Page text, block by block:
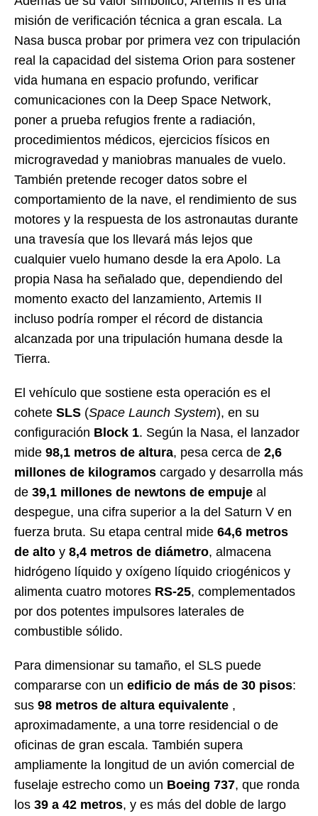
misión de verificación técnica a gran escala. La
Nasa busca probar por primera vez con tripulación
real la capacidad del sistema Orion para sostener
vida humana en espacio profundo, verificar
comunicaciones con la Deep Space Network,
poner a prueba refugios frente a radiación,
procedimientos médicos, ejercicios físicos en
microgravedad y maniobras manuales de vuelo.
También pretende recoger datos sobre el
comportamiento de la nave, el rendimiento de sus
motores y la respuesta de los astronautas durante
una travesía que los llevará más lejos que
cualquier vuelo humano desde la era Apolo. La
propia Nasa ha señalado que, dependiendo del
momento exacto del lanzamiento, Artemis II
incluso podría romper el récord de distancia
alcanzada por una tripulación humana desde la
Tierra.
El vehículo que sostiene esta operación es el
cohete SLS (Space Launch System), en su
configuración Block 1. Según la Nasa, el lanzador
mide 98,1 metros de altura, pesa cerca de 2,6
millones de kilogramos cargado y desarrolla más
de 39,1 millones de newtons de empuje al
despegue, una cifra superior a la del Saturn V en
fuerza bruta. Su etapa central mide 64,6 metros
de alto y 8,4 metros de diámetro, almacena
hidrógeno líquido y oxígeno líquido criogénicos y
alimenta cuatro motores RS-25, complementados
por dos potentes impulsores laterales de
combustible sólido.
Para dimensionar su tamaño, el SLS puede
compararse con un edificio de más de 30 pisos:
sus 98 metros de altura equivalente ,
aproximadamente, a una torre residencial o de
oficinas de gran escala. También supera
ampliamente la longitud de un avión comercial de
fuselaje estrecho como un Boeing 737, que ronda
los 39 a 42 metros, y es más del doble de largo